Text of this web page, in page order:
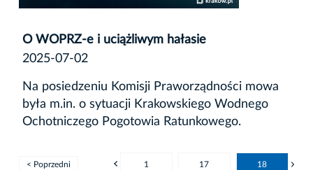
O WOPRZ-e i uciążliwym hałasie
2025-07-02
Na posiedzeniu Komisji Praworządności mowa
była m.in. o sytuacji Krakowskiego Wodnego
Ochotniczego Pogotowia Ratunkowego.
< Poprzedni 1 17 18